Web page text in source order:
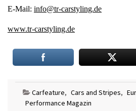
E-Mail: info@tr-carstyling.de
www.tr-carstyling.de
Carfeature, Cars and Stripes,
Performance Magazin